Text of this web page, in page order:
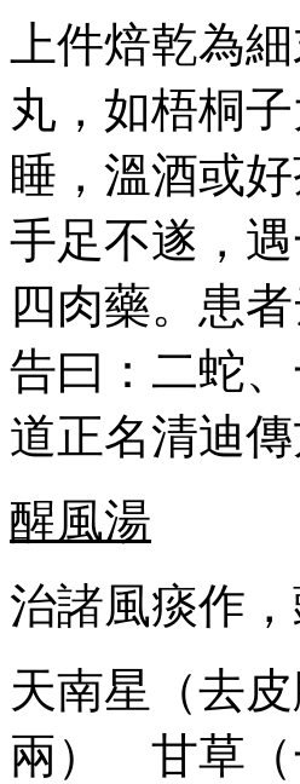
上件焙乾為
丸，如梧桐
睡，溫酒或
手足不遂，
四肉藥。患
告曰：二蛇
道正名清迪
醒風湯
治諸風痰作，
天南星（去
兩） 甘草（